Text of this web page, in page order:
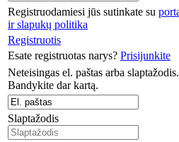
Registruodamiesi jūs sutinkate su
ir slapukų politika
Registruotis
Esate registruotas narys? Prisijunkite
Neteisingas el. paštas arba slaptažodis.
Bandykite dar kartą.
Slaptažodis